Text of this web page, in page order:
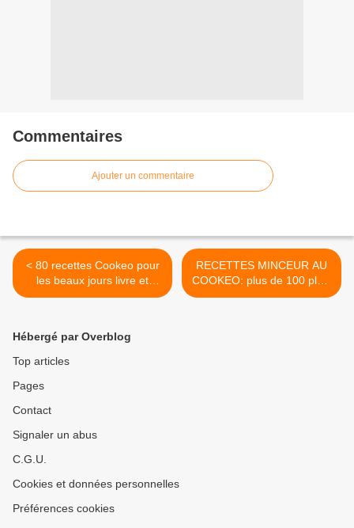
Commentaires
Ajouter un commentaire
< 80 recettes Cookeo pour
les beaux jours livre et
ebook
RECETTES MINCEUR AU
COOKEO: plus de 100 plats
>
Hébergé par Overblog
Top articles
Pages
Contact
Signaler un abus
C.G.U.
Cookies et données personnelles
Préférences cookies